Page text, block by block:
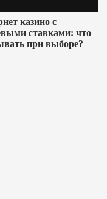
казино с
ставками: что
при выборе?